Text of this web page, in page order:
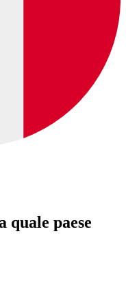
quale paese